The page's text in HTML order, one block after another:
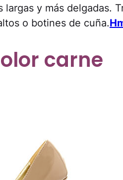
largas y más delgadas.
o botines de cuña.
carne